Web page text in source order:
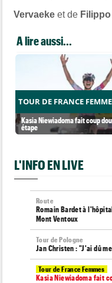
Vervaekeet de
A lire aussi...
TOUR DE FRANCE
Kasia Niewiadoma fait coup
étape
L'INFO EN LIVE
Route
Romain Bardet à
Mont Ventoux
Tour de Pologne
Jan Christen : "J'ai dû
Tour de France Femmes
Kasia Niewiadoma fait